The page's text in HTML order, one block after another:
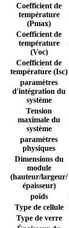
Coefficient de
température
(Pmax)
Coefficient de
température
(Voc)
Coefficient de
température (Isc)
paramètres
d'intégration du
système
Tension
maximale du
système
paramètres
physiques
Dimensions du
module
(hauteur/largeur/
épaisseur)
poids
Type de cellule
Type de verre